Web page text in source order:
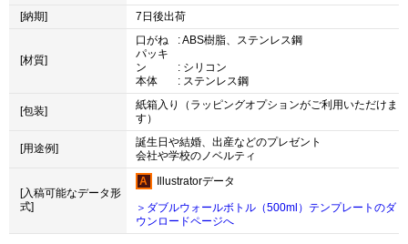
[納期]
7日後出荷
[材質]
口がね
: ABS樹脂、ステンレス鋼
パッキ
ン
: シリコン
本体
: ステンレス鋼
[包装]
紙箱入り（ラッピングオプションがご利用いただけま
す）
[用途例]
誕生日や結婚、出産などのプレゼント
会社や学校のノベルティ
[入稿可能なデータ形
式]
Illustratorデータ
＞ダブルウォールボトル（500ml）テンプレートのダ
ウンロードページへ